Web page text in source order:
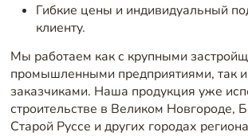
Гибкие цены и индивидуальный
клиенту.
Мы работаем как с крупными
промышленными предприятиями, так
заказчиками. Наша продукция уже
строительстве в Великом Новгороде,
Старой Руссе и других городах